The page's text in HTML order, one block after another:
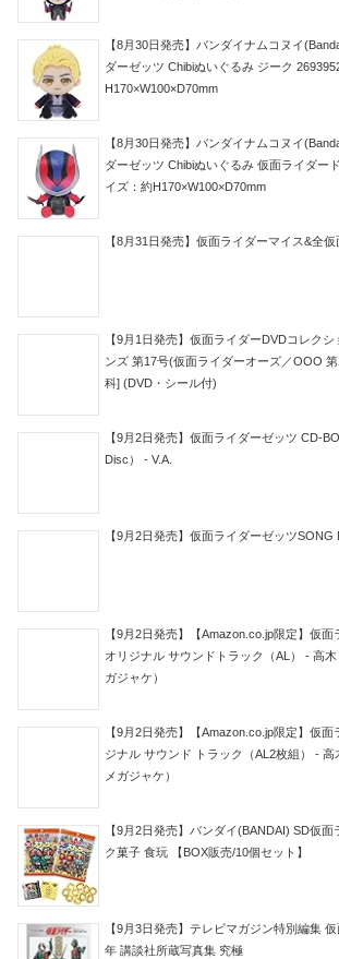
【8月30日発売】バンダイナムコヌイ
ダーゼッツ Chibiぬいぐるみ ジーク
H170×W100×D70mm
【8月30日発売】バンダイナムコヌイ
ダーゼッツ Chibiぬいぐるみ 仮面ライダー
イズ：約H170×W100×D70mm
【8月31日発売】仮面ライダーマイス&全
【9月1日発売】仮面ライダーDVDコレク
ンズ 第17号(仮面ライダーオーズ／OOO
科] (DVD・シール付)
【9月2日発売】仮面ライダーゼッツ CD-
Disc） - V.A.
【9月2日発売】仮面ライダーゼッツSONG
【9月2日発売】【Amazon.co.jp限定】仮
オリジナル サウンドトラック（AL） - 高
ガジャケ）
【9月2日発売】【Amazon.co.jp限定】仮面
ジナル サウンド トラック（AL2枚組） - 高
メガジャケ）
【9月2日発売】バンダイ(BANDAI) SD仮
ク菓子 食玩 【BOX販売/10個セット】
【9月3日発売】テレビマガジン特別編集
年 講談社所蔵写真集 究極